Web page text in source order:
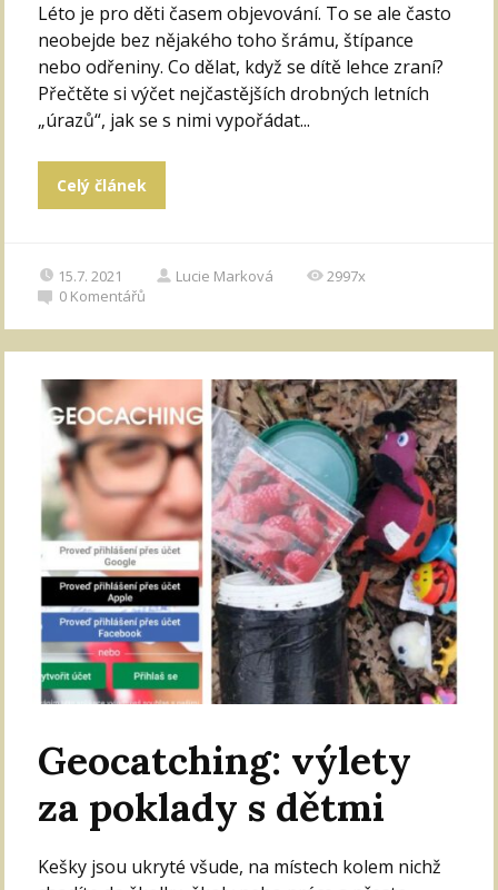
Léto je pro děti časem objevování. To se ale často
neobejde bez nějakého toho šrámu, štípance
nebo odřeniny. Co dělat, když se dítě lehce zraní?
Přečtěte si výčet nejčastějších drobných letních
„úrazů“, jak se s nimi vypořádat...
Celý článek
15.7. 2021 Lucie Marková
2997x
0 Komentářů
Geocatching: výlety
za poklady s dětmi
Kešky jsou ukryté všude, na místech kolem nichž